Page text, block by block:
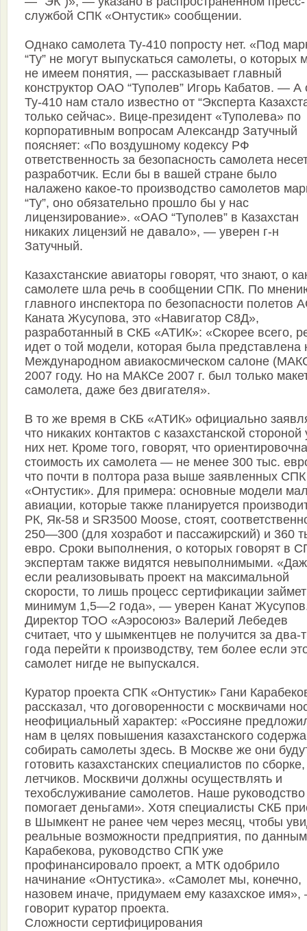
службой СПК «Онтустик» сообщении.
Однако самолета Ту-410 попросту нет. «Под
“Ту” не могут выпускаться самолеты, о которых
не имеем понятия, — рассказывает главный
конструктор ОАО “Туполев” Игорь Кабатов. — А
Ту-410 нам стало известно от “Эксперта
только сейчас». Вице-президент «Туполева» по
корпоративным вопросам Александр Затучный
поясняет: «По воздушному кодексу РФ
ответственность за безопасность самолета
разработчик. Если бы в вашей стране было
налажено какое-то производство самолетов
“Ту”, оно обязательно прошло бы у нас
лицензирование». «ОАО “Туполев” в Казахстан
никаких лицензий не давало», — уверен г-н
Затучный.
Казахстанские авиаторы говорят, что знают, о
самолете шла речь в сообщении СПК. По
главного инспектора по безопасности полетов
Каната Жусупова, это «Навигатор С8Д»,
разработанный в СКБ «АТИК»: «Скорее всего,
идет о той модели, которая была представлена
Международном авиакосмическом салоне
2007 году. Но на МАКСе 2007 г. был только
самолета, даже без двигателя».
В то же время в СКБ «АТИК» официально
что никаких контактов с казахстанской стороной
них нет. Кроме того, говорят, что
стоимость их самолета — не менее 300 тыс.
что почти в полтора раза выше заявленных СПК
«Онтустик». Для примера: основные модели
авиации, которые также планируется
РК, Як-58 и SR3500 Moose, стоят,
250—300 (для хозработ и пассажирский) и 360
евро. Сроки выполнения, о которых говорят в
экспертам также видятся невыполнимыми.
если реализовывать проект на максимальной
скорости, то лишь процесс сертификации займет
минимум 1,5—2 года», — уверен Канат
Директор ТОО «Аэросоюз» Валерий Лебедев
считает, что у шымкентцев не получится за два-
года перейти к производству, тем более если
самолет нигде не выпускался.
Куратор проекта СПК «Онтустик» Гани
рассказал, что договоренности с москвичами
неофициальный характер: «Россияне
нам в целях повышения казахстанского
собирать самолеты здесь. В Москве же они
готовить казахстанских специалистов по сборке,
летчиков. Москвичи должны осуществлять и
техобслуживание самолетов. Наше руководство
помогает деньгами». Хотя специалисты СКБ
в Шымкент не ранее чем через месяц, чтобы
реальные возможности предприятия, по
Карабекова, руководство СПК уже
профинансировало проект, а МТК одобрило
начинание «Онтустика». «Самолет мы, конечно,
назовем иначе, придумаем ему казахское
говорит куратор проекта.
Сложности сертифицирования